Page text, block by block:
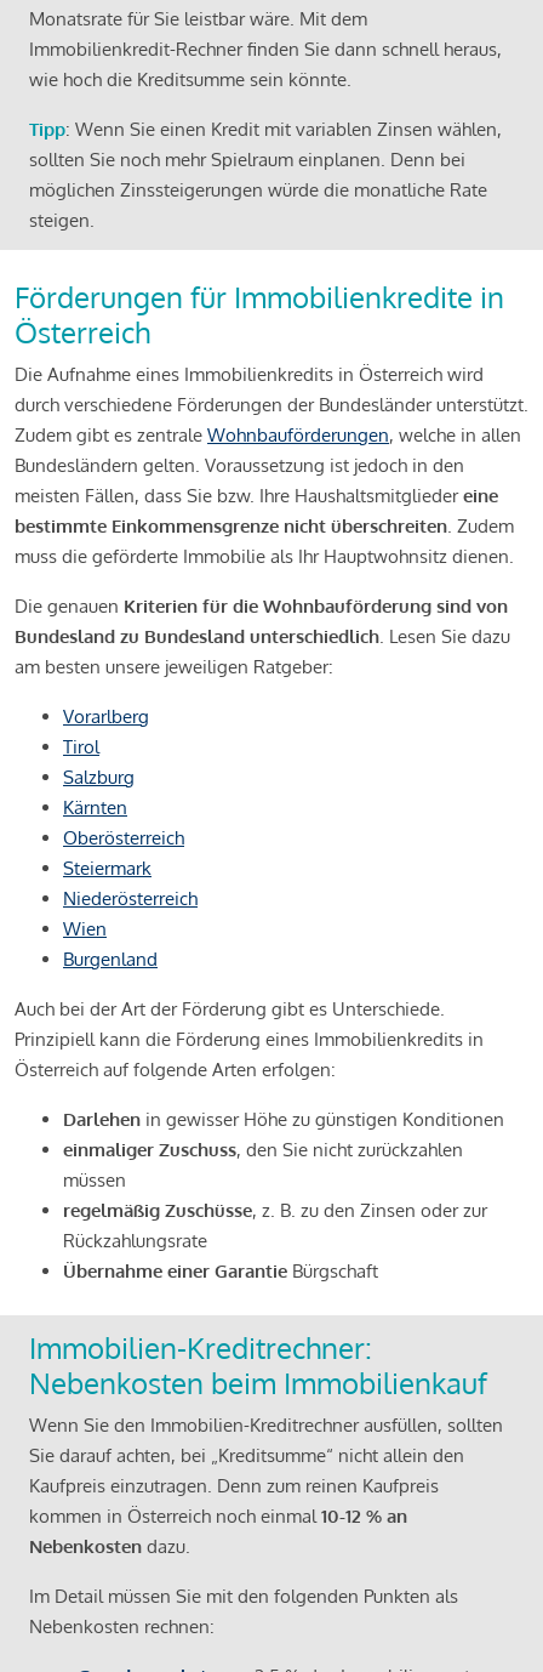
Monatsrate für Sie leistbar wäre. Mit dem
Immobilienkredit-Rechner finden Sie dann schnell heraus,
wie hoch die Kreditsumme sein könnte.
Tipp: Wenn Sie einen Kredit mit variablen Zinsen wählen,
sollten Sie noch mehr Spielraum einplanen. Denn bei
möglichen Zinssteigerungen würde die monatliche Rate
steigen.
Förderungen für Immobilienkredite in
Österreich
Die Aufnahme eines Immobilienkredits in Österreich wird
durch verschiedene Förderungen der Bundesländer unterstützt.
Zudem gibt es zentrale Wohnbauförderungen, welche in allen
Bundesländern gelten. Voraussetzung ist jedoch in den
meisten Fällen, dass Sie bzw. Ihre Haushaltsmitgliedereine
bestimmte Einkommensgrenze nicht überschreiten. Zudem
muss die geförderte Immobilie als Ihr Hauptwohnsitz dienen.
Die genauen Kriterien für die Wohnbauförderung sind von
Bundesland zu Bundesland unterschiedlich. Lesen Sie dazu
am besten unsere jeweiligen Ratgeber:
Vorarlberg
Tirol
Salzburg
Kärnten
Oberösterreich
Steiermark
Niederösterreich
Wien
Burgenland
Auch bei der Art der Förderung gibt es Unterschiede.
Prinzipiell kann die Förderung eines Immobilienkredits in
Österreich auf folgende Arten erfolgen:
Darlehen in gewisser Höhe zu günstigen Konditionen
einmaliger Zuschuss, den Sie nicht zurückzahlen
müssen
regelmäßig Zuschüsse, z. B. zu den Zinsen oder zur
Rückzahlungsrate
Übernahme einer Garantie Bürgschaft
Immobilien-Kreditrechner:
Nebenkosten beim Immobilienkauf
Wenn Sie den Immobilien-Kreditrechner ausfüllen, sollten
Sie darauf achten, bei „Kreditsumme“ nicht allein den
Kaufpreis einzutragen. Denn zum reinen Kaufpreis
kommen in Österreich noch einmal10-12 % an
Nebenkosten dazu.
Im Detail müssen Sie mit den folgenden Punkten als
Nebenkosten rechnen: